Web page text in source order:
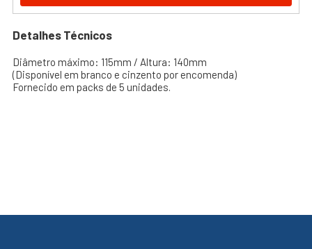
Detalhes Técnicos
Diâmetro máximo: 115mm / Altura: 140mm
(Disponível em branco e cinzento por encomenda)
Fornecido em packs de 5 unidades.